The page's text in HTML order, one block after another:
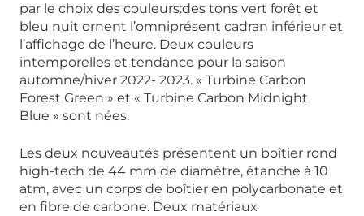
par le choix des couleurs:des tons vert forêt et
bleu nuit ornent l’omniprésent cadran inférieur et
l’affichage de l’heure. Deux couleurs
intemporelles et tendance pour la saison
automne/hiver 2022- 2023. « Turbine Carbon
Forest Green » et « Turbine Carbon Midnight
Blue » sont nées.
Les deux nouveautés présentent un boîtier rond
high-tech de 44 mm de diamètre, étanche à 10
atm, avec un corps de boîtier en polycarbonate et
en fibre de carbone. Deux matériaux